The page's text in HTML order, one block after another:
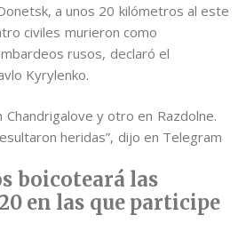
a unos 20 kilómetros al este
civiles murieron como
rusos, declaró el
Kyrylenko.
Chandrigalove y otro en Razdolne.
heridas”, dijo en Telegram
boicoteará las
en las que participe